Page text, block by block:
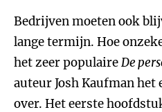
Bedrijven moeten ook
lange termijn. Hoe
het zeer populaireDe
auteur Josh Kaufman het
over. Het eerste